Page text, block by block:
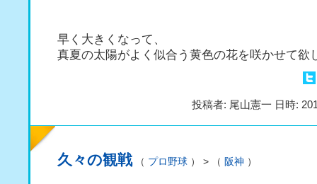
早く大きくなって、
真夏の太陽がよく似合う黄色の花を咲かせて欲
投稿者: 尾山憲一 日時:
久々の観戦（ プロ野球 ） > （ 阪神 ）